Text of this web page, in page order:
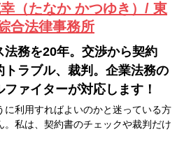
（たなか かつゆき）/ 東
合法律事務所
法務を20年。交渉から契約
トラブル、裁判。企業法務の
ファイターが対応します！
に利用すればよいのかと迷っている方
私は、契約書のチェックや裁判だけ